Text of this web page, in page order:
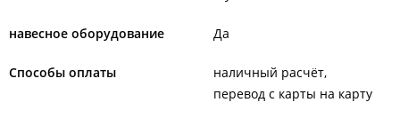
навесное оборудование Да
Способы оплаты
наличный расчёт
перевод с карты на карту